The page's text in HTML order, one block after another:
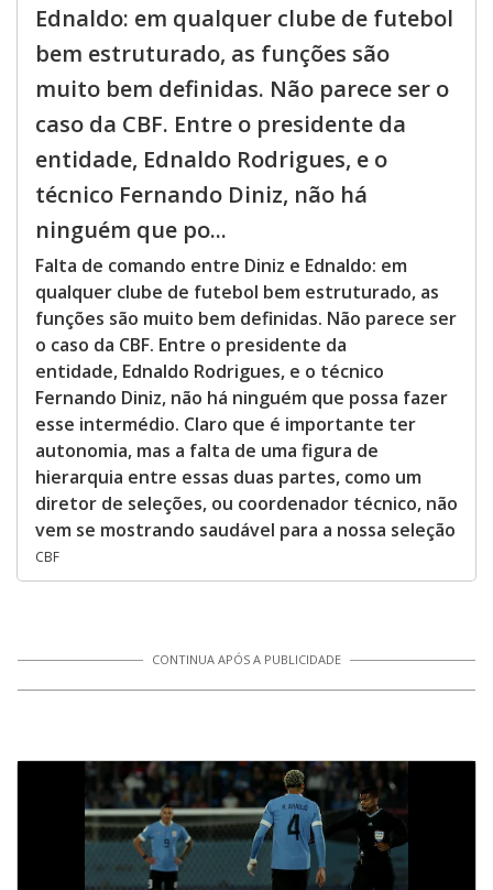
Ednaldo: em qualquer clube de futebol
bem estruturado, as funções são
muito bem definidas. Não parece ser o
caso da CBF. Entre o presidente da
entidade, Ednaldo Rodrigues, e o
técnico Fernando Diniz, não há
ninguém que po...
Falta de comando entre Diniz e Ednaldo: em
qualquer clube de futebol bem estruturado, as
funções são muito bem definidas. Não parece ser
o caso da CBF. Entre o presidente da
entidade, Ednaldo Rodrigues, e o técnico
Fernando Diniz, não há ninguém que possa fazer
esse intermédio. Claro que é importante ter
autonomia, mas a falta de uma figura de
hierarquia entre essas duas partes, como um
diretor de seleções, ou coordenador técnico, não
vem se mostrando saudável para a nossa seleção
CBF
CONTINUA APÓS A PUBLICIDADE